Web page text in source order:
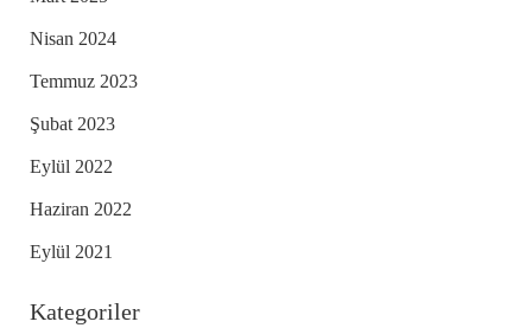
Nisan 2024
Temmuz 2023
Şubat 2023
Eylül 2022
Haziran 2022
Eylül 2021
Kategoriler